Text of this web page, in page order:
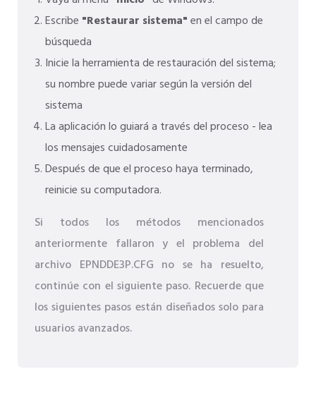
Escribe "Restaurar sistema"en el campo de
búsqueda
Inicie la herramienta de restauración del sistema;
su nombre puede variar según la versión del
sistema
La aplicación lo guiará a través del proceso - lea
los mensajes cuidadosamente
Después de que el proceso haya terminado,
reinicie su computadora.
Si todos los métodos mencionados
anteriormente fallaron y el problema del
archivo EPNDDE3P.CFG no se ha resuelto,
continúe con el siguiente paso. Recuerde que
los siguientes pasos están diseñados solo para
usuarios avanzados.